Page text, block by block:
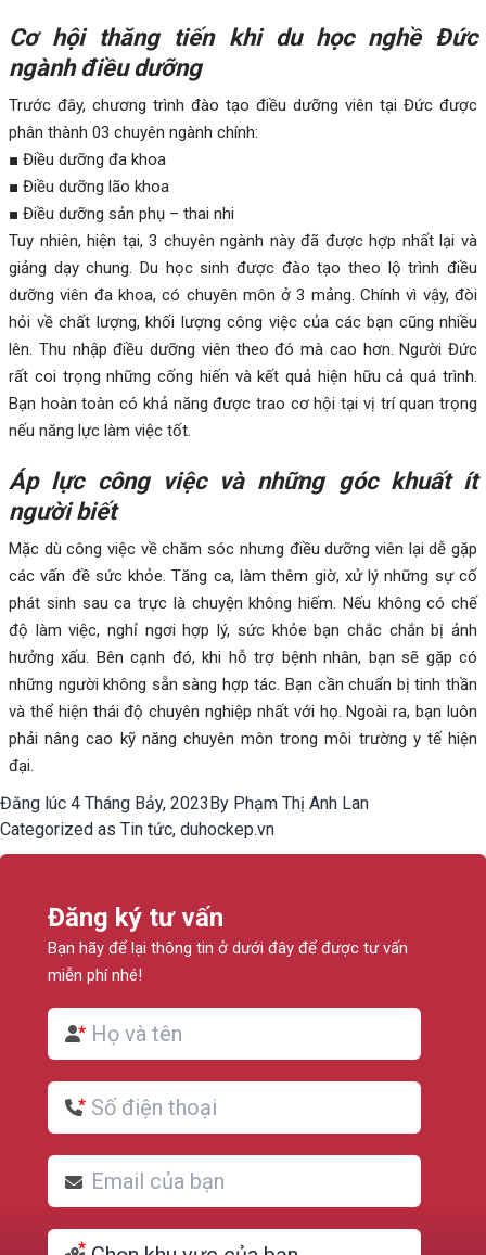
Cơ hội thăng tiến khi du học nghề Đức
ngành điều dưỡng
Trước đây, chương trình đào tạo điều dưỡng viên tại Đức được
phân thành 03 chuyên ngành chính:
■ Điều dưỡng đa khoa
■ Điều dưỡng lão khoa
■ Điều dưỡng sản phụ – thai nhi
Tuy nhiên, hiện tại, 3 chuyên ngành này đã được hợp nhất lại và
giảng dạy chung. Du học sinh được đào tạo theo lộ trình điều
dưỡng viên đa khoa, có chuyên môn ở 3 mảng. Chính vì vậy, đòi
hỏi về chất lượng, khối lượng công việc của các bạn cũng nhiều
lên. Thu nhập điều dưỡng viên theo đó mà cao hơn. Người Đức
rất coi trọng những cống hiến và kết quả hiện hữu cả quá trình.
Bạn hoàn toàn có khả năng được trao cơ hội tại vị trí quan trọng
nếu năng lực làm việc tốt.
Áp lực công việc và những góc khuất ít
người biết
Mặc dù công việc về chăm sóc nhưng điều dưỡng viên lại dễ gặp
các vấn đề sức khỏe. Tăng ca, làm thêm giờ, xử lý những sự cố
phát sinh sau ca trực là chuyện không hiếm. Nếu không có chế
độ làm việc, nghỉ ngơi hợp lý, sức khỏe bạn chắc chắn bị ảnh
hưởng xấu. Bên cạnh đó, khi hỗ trợ bệnh nhân, bạn sẽ gặp có
những người không sẵn sàng hợp tác. Bạn cần chuẩn bị tinh thần
và thể hiện thái độ chuyên nghiệp nhất với họ. Ngoài ra, bạn luôn
phải nâng cao kỹ năng chuyên môn trong môi trường y tế hiện
đại.
Đăng lúc 4 Tháng Bảy, 2023By Phạm Thị Anh Lan
Categorized as Tin tức, duhockep.vn
Đăng ký tư vấn
Bạn hãy để lại thông tin ở dưới đây để được tư vấn
miễn phí nhé!